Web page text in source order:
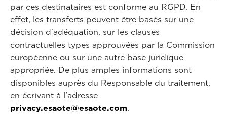
par ces destinataires est conforme au RGPD. En
effet, les transferts peuvent être basés sur une
décision d'adéquation, sur les clauses
contractuelles types approuvées par la Commission
européenne ou sur une autre base juridique
appropriée. De plus amples informations sont
disponibles auprès du Responsable du traitement,
en écrivant à l'adresse
privacy.esaote@esaote.com.